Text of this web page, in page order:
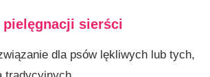
pielęgnacji sierści
dla psów lękliwych lub tych,